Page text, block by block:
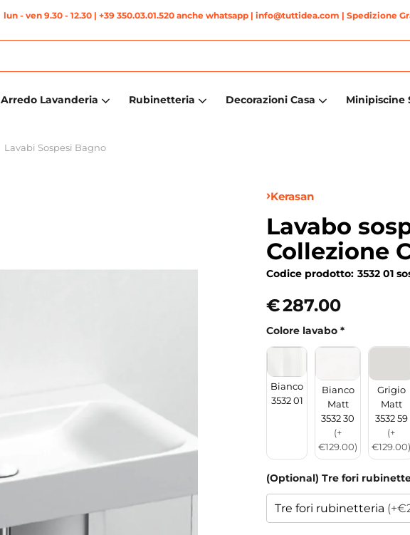
lun - ven 9.30 - 12.30 | +39 350.03.01.520 anche whatsapp| info@tuttidea.com | Spedizione
Arredo Lavanderia Rubinetteria Decorazioni Casa Minipiscine
Lavabi Sospesi Bagno
Kerasan
Lavabo
Collezione
Codice prodotto: 3532 01
€287.00
Colore lavabo *
Bianco
3532 01
Bianco
Matt
3532 30
(+
€129.00)
Grigio
Matt
3532 59
(+
€129.00)
(Optional) Tre fori
Tre fori rubinetteria